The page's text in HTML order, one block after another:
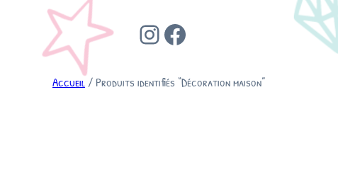
Instagram Facebook
Accueil / Produits identifiés “Décoration maison”